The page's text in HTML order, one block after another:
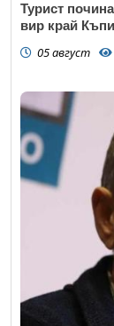
Турист
вир край
05 август